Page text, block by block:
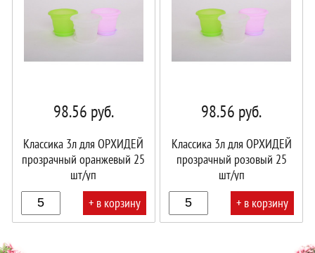
98.56 руб.
Классика 3л для ОРХИДЕЙ
прозрачный оранжевый 25
шт/уп
+ в корзину
98.56 руб.
Классика 3л для ОРХИДЕЙ
прозрачный розовый 25
шт/уп
+ в корзину